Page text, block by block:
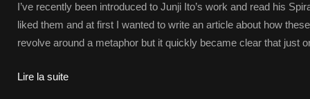
I’ve recently been introduced to Junji Ito’s work and read his
liked them and at first I wanted to write an article about how
revolve around a metaphor but it quickly became clear that just
Lire la suite